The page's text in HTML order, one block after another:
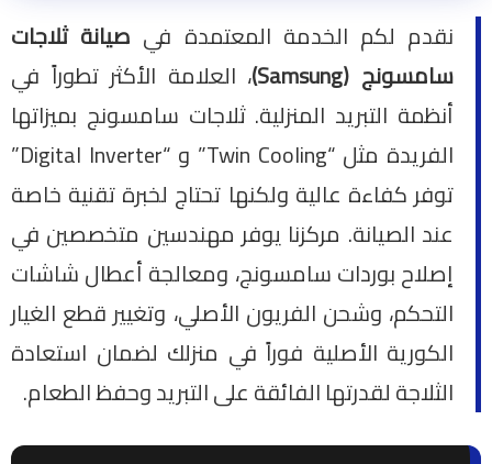
نقدم لكم الخدمة المعتمدة في صيانة ثلاجات
سامسونج (Samsung)
، العلامة الأكثر تطوراً في
أنظمة التبريد المنزلية. ثلاجات سامسونج بميزاتها
الفريدة مثل “Twin Cooling” و “Digital Inverter”
توفر كفاءة عالية ولكنها تحتاج لخبرة تقنية خاصة
عند الصيانة. مركزنا يوفر مهندسين متخصصين في
إصلاح بوردات سامسونج، ومعالجة أعطال شاشات
التحكم، وشحن الفريون الأصلي، وتغيير قطع الغيار
الكورية الأصلية فوراً في منزلك لضمان استعادة
الثلاجة لقدرتها الفائقة على التبريد وحفظ الطعام.